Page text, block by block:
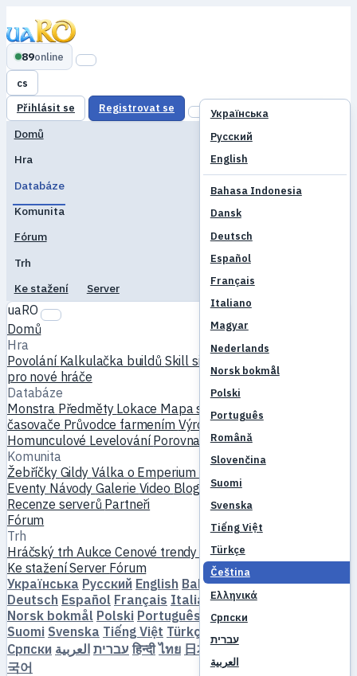
89online
cs
Українська
Русский
English
Bahasa Indonesia
Dansk
Deutsch
Español
Français
Italiano
Magyar
Nederlands
Norsk bokmål
Polski
Português
Română
Slovenčina
Suomi
Svenska
Tiếng Việt
Türkçe
Čeština
Ελληνικά
Српски
עברית
العربية
Přihlásit se Registrovat se
Domů
Hra
Databáze
Komunita
Fórum
Trh
Ke stažení
Server
uaRO
Domů
Hra
Povolání Kalkulačka buildů Skill simulátor
pro nové hráče
Databáze
Monstra Předměty Lokace Mapa světaDatabáze skillů
časovače Průvodce farmením Výroba a kování
Homunculové Levelování Porovnat Mechaniky
Komunita
Žebříčky Gildy Válka o Emperium
Eventy Návody Galerie Video Blogy Kluby
Recenze serverů Partneři
Fórum
Trh
Hráčský trhAukceCenové trendy
Ekonomika
Ke staženíServer Fórum
Українська Русский English Bahasa Indonesia Dansk
Deutsch Español Français Italiano Magyar
Norsk bokmål Polski Português Română
Suomi Svenska Tiếng Việt Türkçe
Српски
עברית العربية हिन्दी ไทย 日本語 简体中文
국어